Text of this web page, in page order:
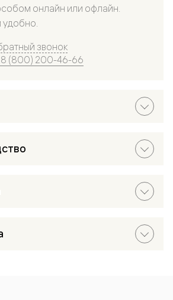
онлайн или офлайн.
удобно.
звонок
8 (800) 200-46-66